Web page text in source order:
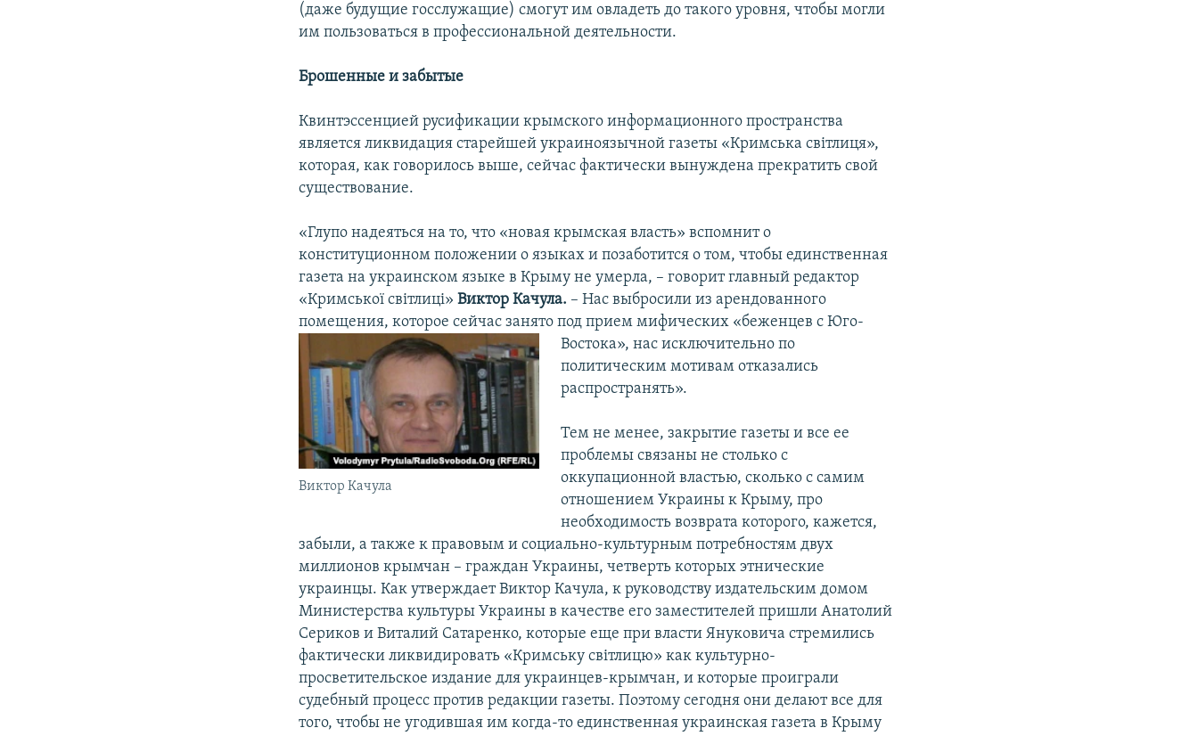
(даже будущие госслужащие) смогут им овладеть до такого уровня, чтобы могли
им пользоваться в профессиональной деятельности.
Брошенные и забытые
Квинтэссенцией русификации крымского информационного пространства
является ликвидация старейшей украиноязычной газеты «Кримська світлиця»,
которая, как говорилось выше, сейчас фактически вынуждена прекратить свой
существование.
«Глупо надеяться на то, что «новая крымская власть» вспомнит о
конституционном положении о языках и позаботится о том, чтобы единственная
газета на украинском языке в Крыму не умерла, – говорит главный редактор
«Кримської світлиці»Виктор Качула. – Нас выбросили из арендованного
помещения, которое сейчас занято под прием мифических «беженцев с
Виктор Качула
Юго-
Востока», нас исключительно по
политическим мотивам отказались
распространять».
Тем не менее, закрытие газеты и все ее
проблемы связаны не столько с
оккупационной властью, сколько с самим
отношением Украины к Крыму, про
необходимость возврата которого, кажется,
забыли, а также к правовым и социально-культурным потребностям двух
миллионов крымчан – граждан Украины, четверть которых этнические
украинцы. Как утверждает Виктор Качула, к руководству издательским домом
Министерства культуры Украины в качестве его заместителей пришли Анатолий
Сериков и Виталий Сатаренко, которые еще при власти Януковича стремились
фактически ликвидировать «Кримську світлицю» как культурно-
просветительское издание для украинцев-крымчан, и которые проиграли
судебный процесс против редакции газеты. Поэтому сегодня они делают все для
того, чтобы не угодившая им когда-то единственная украинская газета в Крыму